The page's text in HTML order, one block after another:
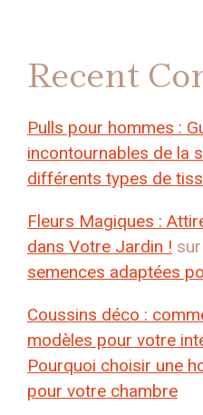
Recent
Pulls pour hommes :
incontournables de la
différents types de
Fleurs Magiques :
dans Votre Jardin ! sur
semences adaptées
Coussins déco :
modèles pour votre
Pourquoi choisir une
pour votre chambre